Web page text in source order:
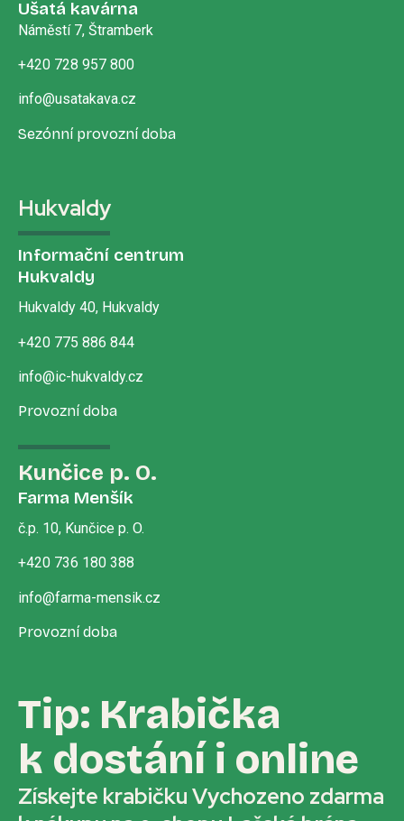
Ušatá kavárna
Náměstí 7, Štramberk
+420 728 957 800
info@usatakava.cz
Sezónní provozní doba
Hukvaldy
Informační centrum
Hukvaldy
Hukvaldy 40, Hukvaldy
+420 775 886 844
info@ic-hukvaldy.cz
Provozní doba
Kunčice p. O.
Farma Menšík
č.p. 10, Kunčice p. O.
+420 736 180 388
info@farma-mensik.cz
Provozní doba
Tip: Krabička
k dostání i online
Získejte krabičku Vychozeno zdarma